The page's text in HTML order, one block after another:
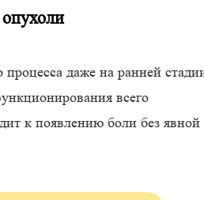
процесса даже на ранней
всего
к появлению боли без явной